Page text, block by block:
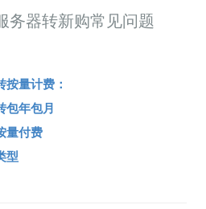
务器转新购常见问题
量计费：
包年包月
量付费
型